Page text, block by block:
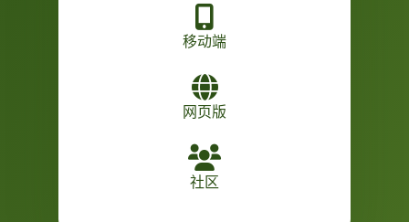
移动端
网页版
社区